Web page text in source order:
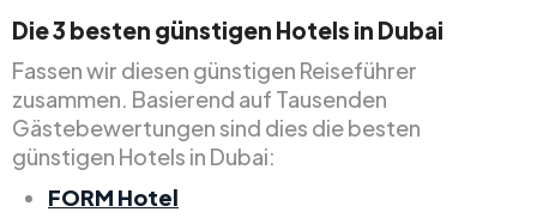
Die 3 besten günstigen Hotels in Dubai
Fassen wir diesen günstigen Reiseführer
zusammen. Basierend auf Tausenden
Gästebewertungen sind dies die besten
günstigen Hotels in Dubai:
FORM Hotel